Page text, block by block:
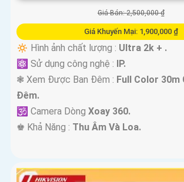
Giá Bán: 2,500,000 ₫
Giá Khuyến Mại: 1,900,000 ₫
🔅 Hình ảnh chất lượng : Ultra 2k + .
⚛️ Sử dụng công nghệ :
IP.
❃ Xem Được Ban Đêm : Full Color 30m
Ðêm.
🕉️ Camera Dòng Xoay 360.
️♚ Khả Năng : Thu Âm Và Loa.